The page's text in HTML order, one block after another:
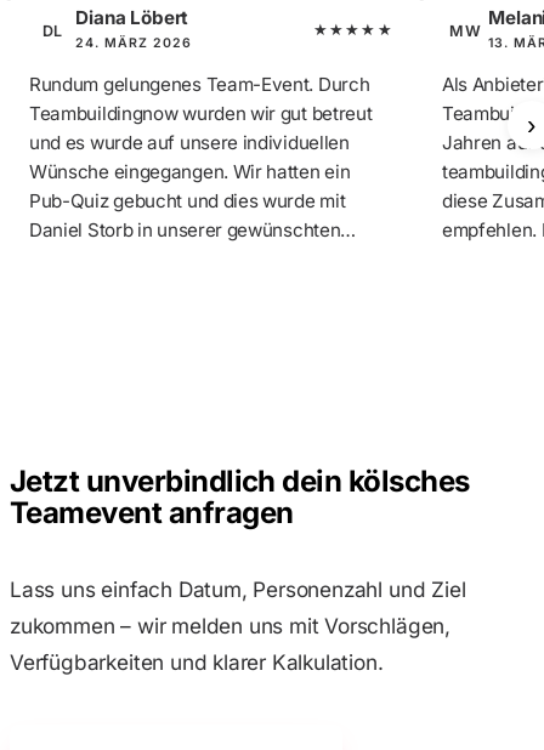
DL
Diana Löbert
24. MÄRZ 2026
★★★★★
Rundum gelungenes Team-Event. Durch
Teambuildingnow wurden wir gut betreut
und es wurde auf unsere individuellen
Wünsche eingegangen. Wir hatten ein
Pub-Quiz gebucht und dies wurde mit
Daniel Storb in unserer gewünschten
MW
13.
Als
Jahren auf
diese
empfehlen.
und
Partnern.
ist in dieser
›
Jetzt unverbindlich dein kölsches
Teamevent anfragen
Lass uns einfach Datum, Personenzahl und Ziel
zukommen – wir melden uns mit Vorschlägen,
Verfügbarkeiten und klarer Kalkulation.